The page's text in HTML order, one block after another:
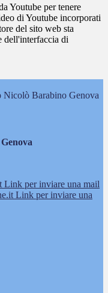
Youtube per tenere
di Youtube incorporati
del sito web sta
dell'interfaccia di
Nicolò Barabino Genova
Link per inviare una mail
Link per inviare una